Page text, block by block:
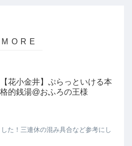
【花小金井】ぷらっといける本
格的銭湯@おふろの王様
た！三連休の混み具合など参考にし